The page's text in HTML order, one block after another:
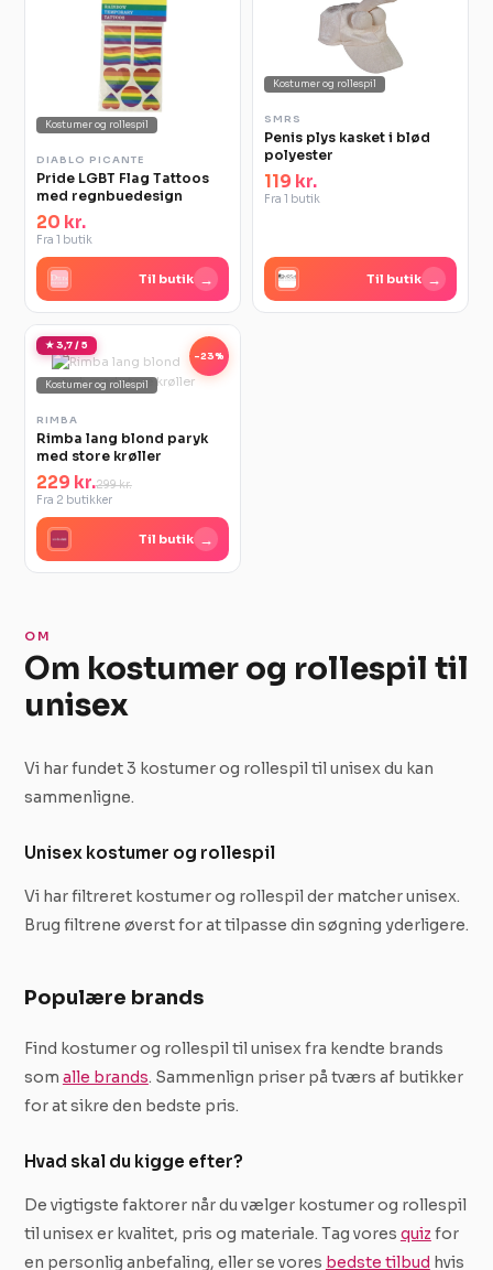
Kostumer og rollespil
DIABLO PICANTE
Pride LGBT Flag Tattoos
med regnbuedesign
20 kr.
Fra 1 butik
Til butik →
Kostumer og rollespil
SMRS
Penis plys kasket i blød
polyester
119 kr.
Fra 1 butik
Til butik →
★ 3,7 / 5
-23%
Kostumer og rollespil
RIMBA
Rimba lang blond paryk
med store krøller
229 kr.299 kr.
Fra 2 butikker
Til butik →
OM
Om kostumer og rollespil til
unisex
Vi har fundet 3 kostumer og rollespil til unisex du kan
sammenligne.
Unisex kostumer og rollespil
Vi har filtreret kostumer og rollespil der matcher unisex.
Brug filtrene øverst for at tilpasse din søgning yderligere.
Populære brands
Find kostumer og rollespil til unisex fra kendte brands
som alle brands. Sammenlign priser på tværs af butikker
for at sikre den bedste pris.
Hvad skal du kigge efter?
De vigtigste faktorer når du vælger kostumer og rollespil
til unisex er kvalitet, pris og materiale. Tag vores quiz for
en personlig anbefaling, eller se vores bedste tilbud hvis